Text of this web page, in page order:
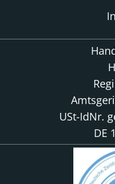
USt-IdNr.
DE